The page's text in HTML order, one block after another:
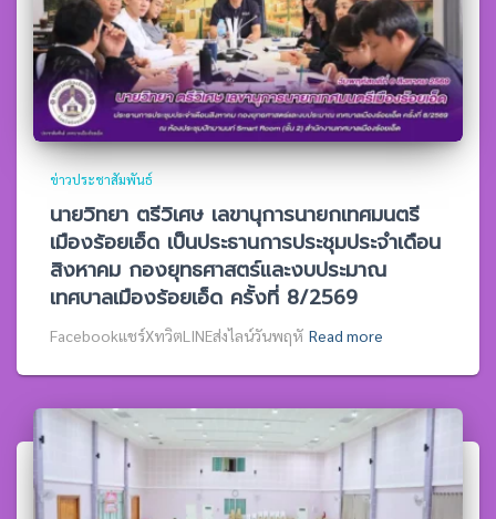
ข่าวประชาสัมพันธ์
นายวิทยา ตรีวิเศษ เลขานุการนายกเทศมนตรี
เมืองร้อยเอ็ด เป็นประธานการประชุมประจำเดือน
สิงหาคม กองยุทธศาสตร์และงบประมาณ
เทศบาลเมืองร้อยเอ็ด ครั้งที่ 8/2569
Facebookแชร์XทวิตLINEส่งไลน์วันพฤหั Read more